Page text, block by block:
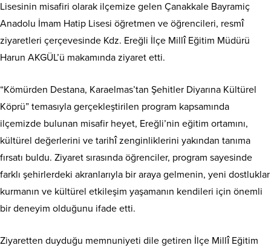
Lisesinin misafiri olarak ilçemize gelen Çanakkale Bayramiç
Anadolu İmam Hatip Lisesi öğretmen ve öğrencileri, resmî
ziyaretleri çerçevesinde Kdz. Ereğli İlçe Millî Eğitim Müdürü
Harun AKGÜL’ü makamında ziyaret etti.
“Kömürden Destana, Karaelmas’tan Şehitler Diyarına Kültürel
Köprü” temasıyla gerçekleştirilen program kapsamında
ilçemizde bulunan misafir heyet, Ereğli’nin eğitim ortamını,
kültürel değerlerini ve tarihî zenginliklerini yakından tanıma
fırsatı buldu. Ziyaret sırasında öğrenciler, program sayesinde
farklı şehirlerdeki akranlarıyla bir araya gelmenin, yeni dostluklar
kurmanın ve kültürel etkileşim yaşamanın kendileri için önemli
bir deneyim olduğunu ifade etti.
Ziyaretten duyduğu memnuniyeti dile getiren İlçe Millî Eğitim